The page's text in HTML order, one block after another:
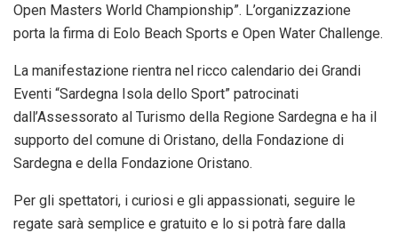
Open Masters World Championship”. L’organizzazione
porta la firma di Eolo Beach Sports e Open Water Challenge.
La manifestazione rientra nel ricco calendario dei Grandi
Eventi “Sardegna Isola dello Sport” patrocinati
dall’Assessorato al Turismo della Regione Sardegna e ha il
supporto del comune di Oristano, della Fondazione di
Sardegna e della Fondazione Oristano.
Per gli spettatori, i curiosi e gli appassionati, seguire le
regate sarà semplice e gratuito e lo si potrà fare dalla